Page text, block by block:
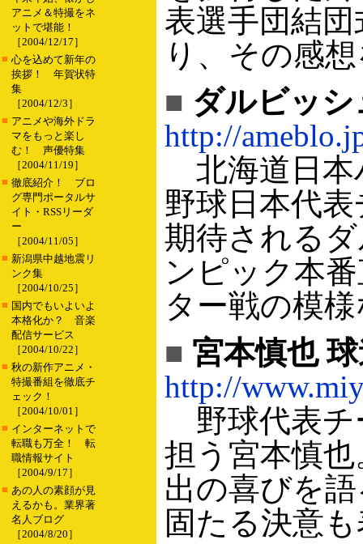
アニメ＆特撮をネ
ットで堪能！
［2004/12/17］
■ 心を込めて新年の
挨拶！ 年賀状特
集
［2004/12/3］
■ アニメや海外ドラ
マをもっと楽し
む！ 声優特集
［2004/11/19］
■ 徹底紹介！ ブロ
グ専門ポータルサ
イト・RSSリーダ
ー
［2004/11/05］
■ 新潟県中越地震リ
ンク集
［2004/10/25］
■ 国内でもいよいよ
本格化か？ 音楽
配信サービス
［2004/10/22］
■ 秋の新作アニメ・
特撮番組を徹底チ
ェック！
［2004/10/01］
■ インターネットで
転職も万全！ 転
職情報サイト
［2004/9/17］
■ あの人の素顔が見
えるかも。業界著
名人ブログ
［2004/8/20］
表選手団結
り、その感
■ ダルビッシ
http://
北海道日本
野球日本代
期待される
ンピック本
ター戦の模
■ 宮本慎也
http://
野球代表チ
担う宮本慎
出の喜びを
固たる決意